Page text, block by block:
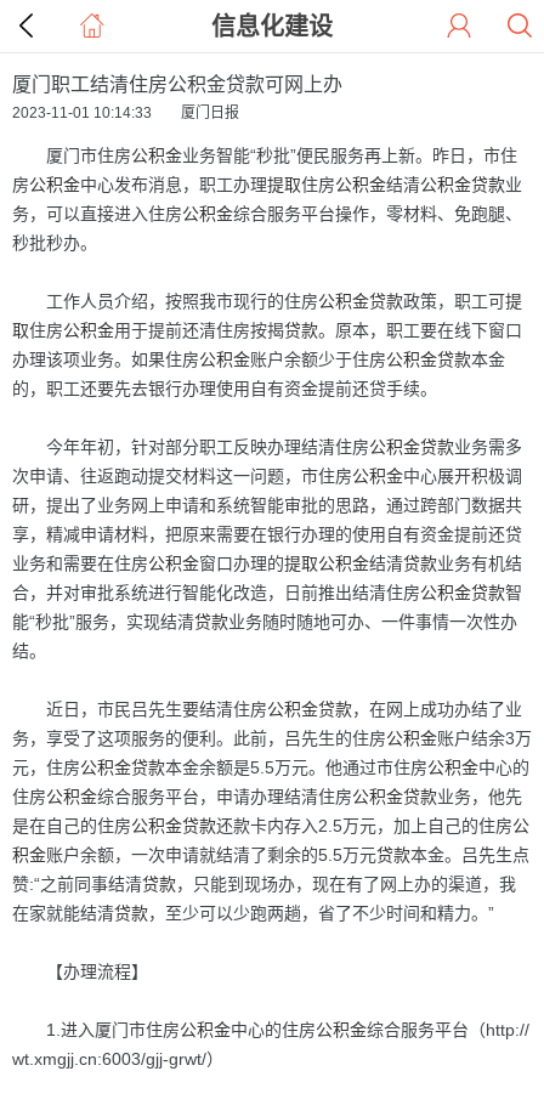
信息化建设
厦门职工结清住房公积金贷款可网上办
2023-11-01 10:14:33 厦门日报
厦门市住房公积金业务智能“秒批”便民服务再上新。昨日，市住
房公积金中心发布消息，职工办理提取住房公积金结清公积金贷款业
务，可以直接进入住房公积金综合服务平台操作，零材料、免跑腿、
秒批秒办。
工作人员介绍，按照我市现行的住房公积金贷款政策，职工可提
取住房公积金用于提前还清住房按揭贷款。原本，职工要在线下窗口
办理该项业务。如果住房公积金账户余额少于住房公积金贷款本金
的，职工还要先去银行办理使用自有资金提前还贷手续。
今年年初，针对部分职工反映办理结清住房公积金贷款业务需多
次申请、往返跑动提交材料这一问题，市住房公积金中心展开积极调
研，提出了业务网上申请和系统智能审批的思路，通过跨部门数据共
享，精减申请材料，把原来需要在银行办理的使用自有资金提前还贷
业务和需要在住房公积金窗口办理的提取公积金结清贷款业务有机结
合，并对审批系统进行智能化改造，日前推出结清住房公积金贷款智
能“秒批”服务，实现结清贷款业务随时随地可办、一件事情一次性办
结。
近日，市民吕先生要结清住房公积金贷款，在网上成功办结了业
务，享受了这项服务的便利。此前，吕先生的住房公积金账户结余3万
元，住房公积金贷款本金余额是5.5万元。他通过市住房公积金中心的
住房公积金综合服务平台，申请办理结清住房公积金贷款业务，他先
是在自己的住房公积金贷款还款卡内存入2.5万元，加上自己的住房公
积金账户余额，一次申请就结清了剩余的5.5万元贷款本金。吕先生点
赞:“之前同事结清贷款，只能到现场办，现在有了网上办的渠道，我
在家就能结清贷款，至少可以少跑两趟，省了不少时间和精力。”
【办理流程】
1.进入厦门市住房公积金中心的住房公积金综合服务平台（http://
wt.xmgjj.cn:6003/gjj-grwt/）